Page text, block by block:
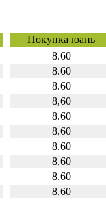
Покупка юань
8.60
8.60
8.60
8,60
8.60
8,60
8.60
8,60
8.60
8,60